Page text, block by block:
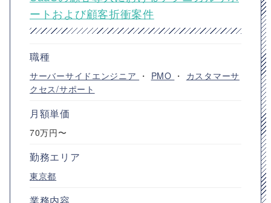
ートおよび顧客折衝案件
職種
サーバーサイドエンジニア ・ PMO ・ カスタマーサ
クセス/サポート
月額単価
70万円〜
勤務エリア
東京都